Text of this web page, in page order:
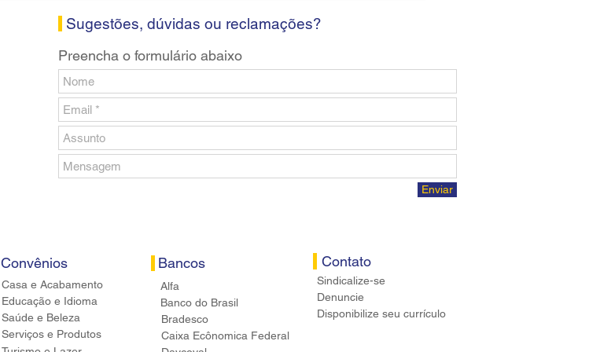
Sugestões, dúvidas ou reclamações?
Preencha o formulário abaixo
Enviar
Convênios
Casa e Acabamento
Educação e Idioma
Saúde e Beleza
Serviços e Produtos
Bancos
Alfa
Banco do Brasil
Bradesco
Caixa Ecônomica Federal
Contato
Sindicalize-se
Denuncie
Disponibilize seu currículo